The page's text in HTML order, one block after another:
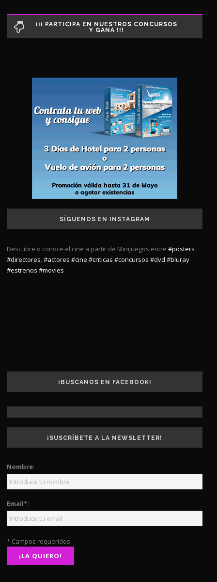
¡¡¡ PARTICIPA EN NUESTROS CONCURSOS
Y GANA !!!
SÍGUENOS EN INSTAGRAM
Descubre o conoce el cine a partir de Minijuegos entre #posters
#directores,#actores #cine #criticas #concursos #dvd #bluray
#estrenos #movies
¡BUSCANOS EN FACEBOOK!
¡SUSCRÍBETE A LA NEWSLETTER!
Nombre:
Email*:
* Campos requeridos